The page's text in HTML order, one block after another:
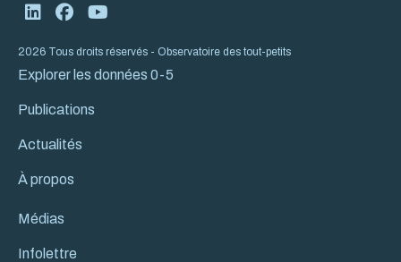
2026 Tous droits réservés - Observatoire des tout-petits
Explorer les données 0-5
Publications
Actualités
À propos
Médias
Infolettre